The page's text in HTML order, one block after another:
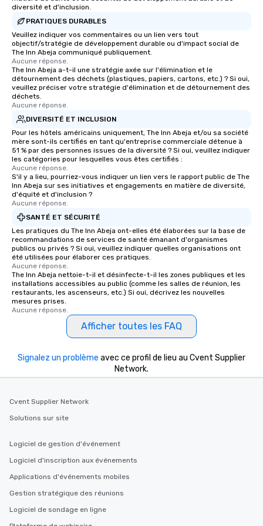
Lip Smacking Foodie Tours is ideal for
groups, small or large. Our
experiences can accommodate
groups from as few as 1 to as many
as 500 guests, making us an ideal
choice for any corporate group event.
Stress-Free Booking Process Booking
a tour is stress-free and allows you to
enjoy the company of your guests
more easily. You’ll take comfort
knowing that everything is taken care
of from the moment the tour is
booked to the minute it concludes.
Since the menu is already set, you
have nothing to worry about. Just
remember to submit ahead of the tour
date any dietary restrictions and food
allergies for anyone in your group.
Feel Like a VIP at Each Stop With Lip
Smacking Foodie Tours, you and your
group members never have to worry
about waiting in line to get into a top
restaurant or being shown to a less
than desirable table. On our tours,
everyone is treated like a VIP with
immediate seating upon arrival.
What’s more, your group may receive
from the restaurant chef. Menus can
be printed featuring your logo, too,
For added ease, we can even arrange
transportation pick-up and drop-off,
for groups that desire an extra luxe
glittering lights of The Strip. A
Memorable Experience for All Lip
diversité et d'inclusion.
PRATIQUES DURABLES
Veuillez indiquer vos commentaires ou un lien vers tout
objectif/stratégie de développement durable ou d'impact social de
The Inn Abeja communiqué publiquement.
Aucune réponse.
The Inn Abeja a-t-il une stratégie axée sur l'élimination et le
détournement des déchets (plastiques, papiers, cartons, etc.) ? Si oui,
veuillez préciser votre stratégie d'élimination et de détournement des
déchets.
Aucune réponse.
DIVERSITÉ ET INCLUSION
Pour les hôtels américains uniquement, The Inn Abeja et/ou sa société
mère sont-ils certifiés en tant qu'entreprise commerciale détenue à
51 % par des personnes issues de la diversité ? Si oui, veuillez indiquer
les catégories pour lesquelles vous êtes certifiés :
Aucune réponse.
S'il y a lieu, pourriez-vous indiquer un lien vers le rapport public de The
Inn Abeja sur ses initiatives et engagements en matière de diversité,
d'équité et d'inclusion ?
Aucune réponse.
SANTÉ ET SÉCURITÉ
Les pratiques du The Inn Abeja ont-elles été élaborées sur la base de
recommandations de services de santé émanant d'organismes
publics ou privés ? Si oui, veuillez indiquer quelles organisations ont
été utilisées pour élaborer ces pratiques.
Aucune réponse.
The Inn Abeja nettoie-t-il et désinfecte-t-il les zones publiques et les
installations accessibles au public (comme les salles de réunion, les
restaurants, les ascenseurs, etc.) Si oui, décrivez les nouvelles
mesures prises.
Aucune réponse.
Afficher toutes les FAQ
Signalez un problème avec ce profil de lieu au Cvent Supplier
Network.
Cvent Supplier Network
Solutions sur site
Logiciel de gestion d'événement
Logiciel d'inscription aux événements
Applications d'événements mobiles
Gestion stratégique des réunions
Logiciel de sondage en ligne